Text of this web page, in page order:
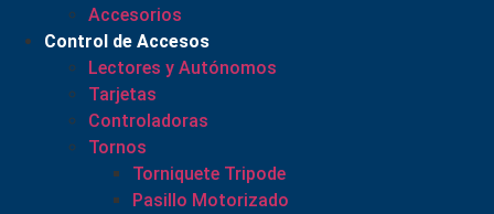
Accesorios
Control de Accesos
Lectores y Autónomos
Tarjetas
Controladoras
Tornos
Torniquete Tripode
Pasillo Motorizado